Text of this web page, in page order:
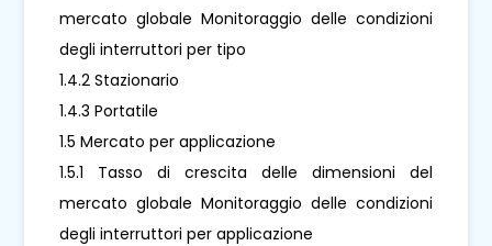
mercato globale Monitoraggio delle condizioni
degli interruttori per tipo
1.4.2 Stazionario
1.4.3 Portatile
1.5 Mercato per applicazione
1.5.1 Tasso di crescita delle dimensioni del
mercato globale Monitoraggio delle condizioni
degli interruttori per applicazione